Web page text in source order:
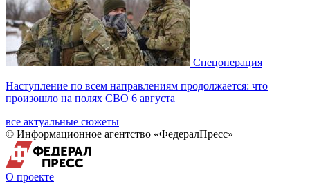
Спецоперация
Наступление по всем направлениям продолжается: что
произошло на полях СВО 6 августа
все актуальные сюжеты
© Информационное агентство «ФедералПресс»
О проекте